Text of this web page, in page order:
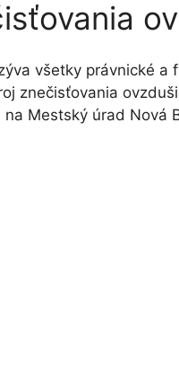
všetky právnické
znečisťovania
Mestský úrad Nová